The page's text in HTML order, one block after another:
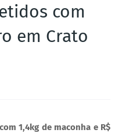
com
em Crato
1,4kg de maconha e R$